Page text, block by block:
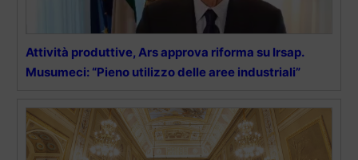
Attività produttive, Ars approva riforma su Irsap.
Musumeci: “Pieno utilizzo delle aree industriali”